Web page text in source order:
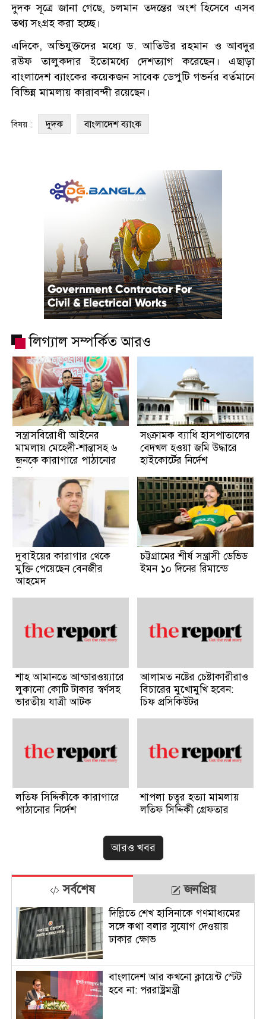
দুদক সূত্রে জানা গেছে, চলমান তদন্তের অংশ হিসেবে এসব
তথ্য সংগ্রহ করা হচ্ছে।
এদিকে, অভিযুক্তদের মধ্যে ড. আতিউর রহমান ও আবদুর
রউফ তালুকদার ইতোমধ্যে দেশত্যাগ করেছেন। এছাড়া
বাংলাদেশ ব্যাংকের কয়েকজন সাবেক ডেপুটি গভর্নর বর্তমানে
বিভিন্ন মামলায় কারাবন্দী রয়েছেন।
বিষয় : দুদক বাংলাদেশ ব্যাংক
লিগ্যাল সম্পর্কিত আরও
সন্ত্রাসবিরোধী আইনের
মামলায় মেহেদী-শান্তাসহ ৬
জনকে কারাগারে পাঠানোর
সংক্রামক ব্যাধি হাসপাতালের
বেদখল হওয়া জমি উদ্ধারে
হাইকোর্টের নির্দেশ
দুবাইয়ের কারাগার থেকে
মুক্তি পেয়েছেন বেনজীর
আহমেদ
চট্টগ্রামের শীর্ষ সন্ত্রাসী ডেভিড
ইমন ১০ দিনের রিমান্ডে
শাহ আমানতে আন্ডারওয়্যারে
লুকানো কোটি টাকার স্বর্ণসহ
ভারতীয় যাত্রী আটক
আলামত নষ্টের চেষ্টাকারীরাও
বিচারের মুখোমুখি হবেন:
চিফ প্রসিকিউটর
লতিফ সিদ্দিকীকে কারাগারে
পাঠানোর নির্দেশ
শাপলা চত্বর হত্যা মামলায়
লতিফ সিদ্দিকী গ্রেফতার
আরও খবর
সর্বশেষ জনপ্রিয়
দিল্লিতে শেখ হাসিনাকে গণমাধ্যমের
সঙ্গে কথা বলার সুযোগ দেওয়ায়
ঢাকার ক্ষোভ
বাংলাদেশ আর কখনো ক্লায়েন্ট স্টেট
হবে না: পররাষ্ট্রমন্ত্রী